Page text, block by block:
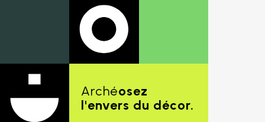
Archéosez
l'envers du décor.